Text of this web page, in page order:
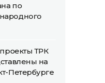
по
ТРК
на
Петербурге